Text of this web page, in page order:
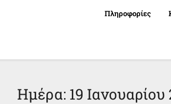
Πληροφορίες
Ημέρα: 19 Ιανουαρίου